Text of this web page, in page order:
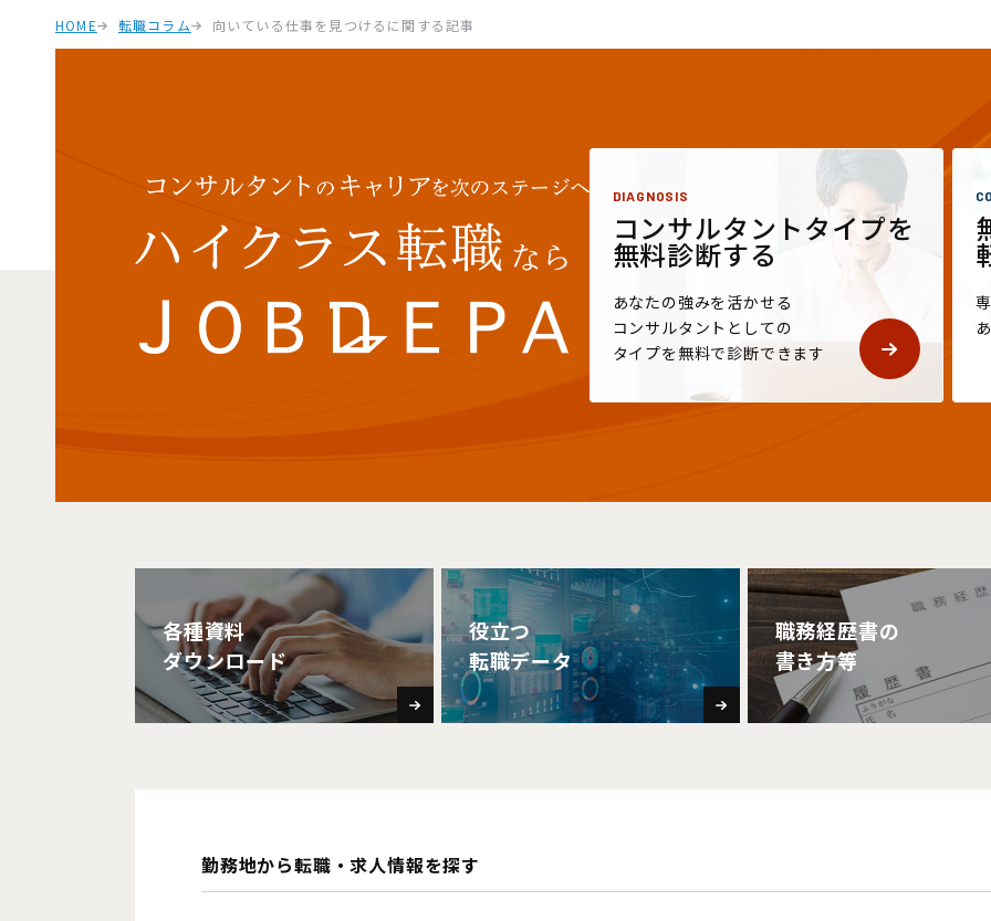
HOME 転職コラム 向いている仕事を見つけるに関する記事
DIAGNOSIS
コンサルタントタイプを
無料診断する
あなたの強みを活かせる
コンサルタントとしての
タイプを無料で診断できます
各種資料
ダウンロード
役立つ
転職データ
職務経歴書の
書き方等
勤務地から転職・求人情報を探す